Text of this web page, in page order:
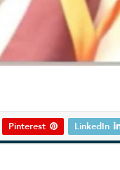
LinkedIn
Pinterest